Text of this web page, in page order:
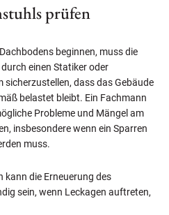
prüfen
beginnen, muss die
einen Statiker oder
dass das Gebäude
belastet bleibt. Ein Fachmann
Probleme und Mängel am
insbesondere wenn ein Sparren
muss.
kann die Erneuerung des
sein, wenn Leckagen auftreten,